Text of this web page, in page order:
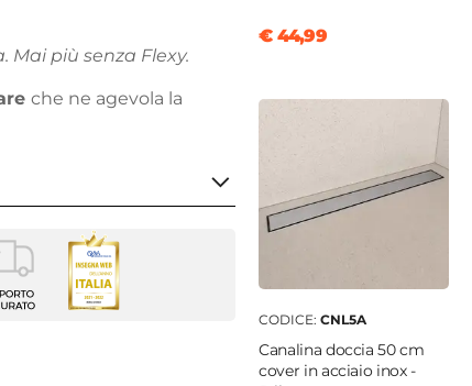
Mai più senza Flexy.
che ne agevola la
€ 44,99
CODICE: CNL5A
Canalina doccia 50 cm
cover in acciaio inox -